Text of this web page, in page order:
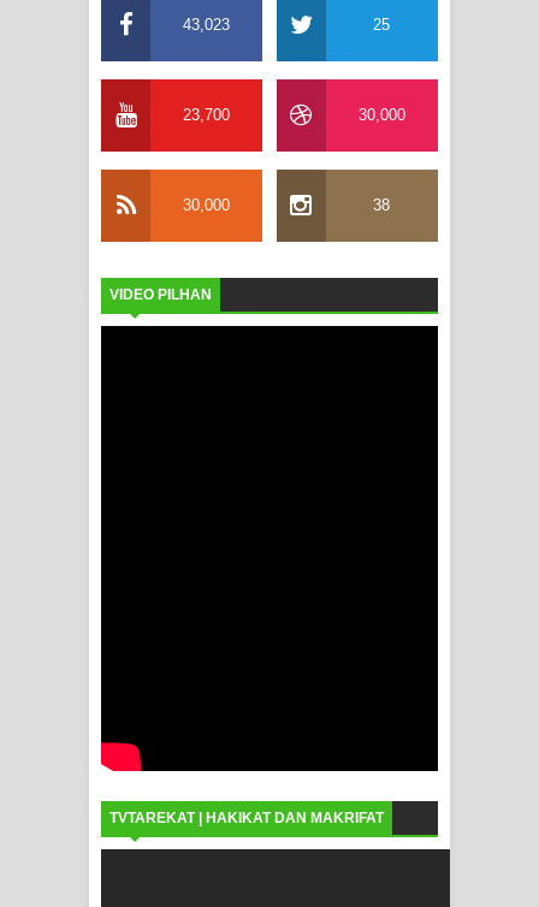
43,023 25
23,700 30,000
30,000 38
VIDEO PILHAN
TVTAREKAT | HAKIKAT DAN MAKRIFAT